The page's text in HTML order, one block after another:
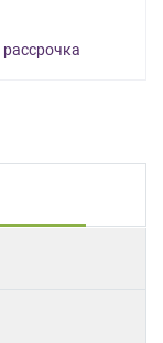
рассрочка